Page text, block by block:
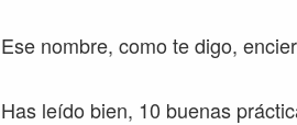
Ese nombre, como te digo,
Has leído bien, 10 buenas